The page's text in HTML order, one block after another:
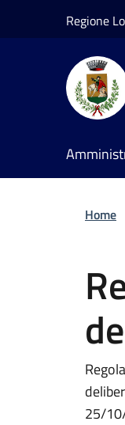
Regione
Home
25/